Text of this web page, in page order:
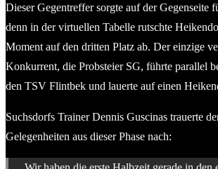
Dieser Gegentreffer sorgte auf der Gegenseite
denn in der virtuellen Tabelle rutschte
Moment auf den dritten Platz ab. Der einzige
Konkurrent, die Probsteier SG, führte parallel
den TSV Flintbek und lauerte auf einen
Suchsdorfs Trainer Dennis Guscinas trauerte
Gelegenheiten aus dieser Phase nach: